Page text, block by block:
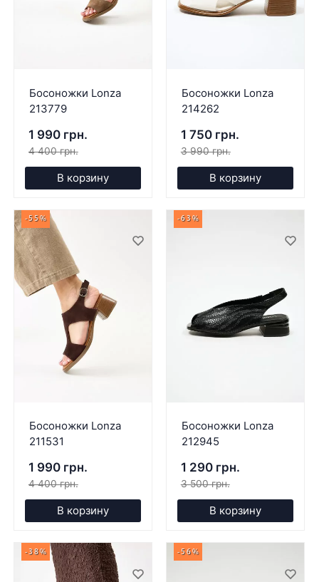
Босоножки Lonza
213779
1 990 грн.
4 400 грн.
В корзину
Босоножки Lonza
214262
1 750 грн.
3 990 грн.
В корзину
-55%
Босоножки Lonza
211531
1 990 грн.
4 400 грн.
В корзину
-63%
Босоножки Lonza
212945
1 290 грн.
3 500 грн.
В корзину
-38% -56%